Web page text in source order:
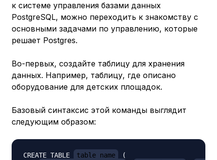
к системе управления базами данных
PostgreSQL, можно переходить к знакомству с
основными задачами по управлению, которые
решает Postgres.
Во-первых, создайте таблицу для хранения
данных. Например, таблицу, где описано
оборудование для детских площадок.
Базовый синтаксис этой команды выглядит
следующим образом:
CREATE TABLE table_name
(